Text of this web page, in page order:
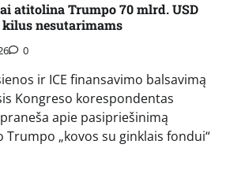
atitolina Trumpo 70 mlrd. USD
nesutarimams
0
ir ICE finansavimo balsavimą
Kongreso korespondentas
apie pasipriešinimą
„kovos su ginklais fondui“